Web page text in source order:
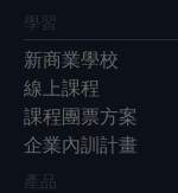
學習
新商業學校
線上課程
課程團票方案
企業內訓計畫
產品